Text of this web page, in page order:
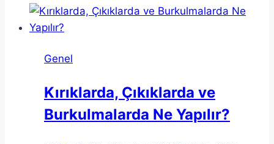
Nereden
Genel
Kırıklarda, Çıkıklarda ve
Burkulmalarda Ne Yapılır?